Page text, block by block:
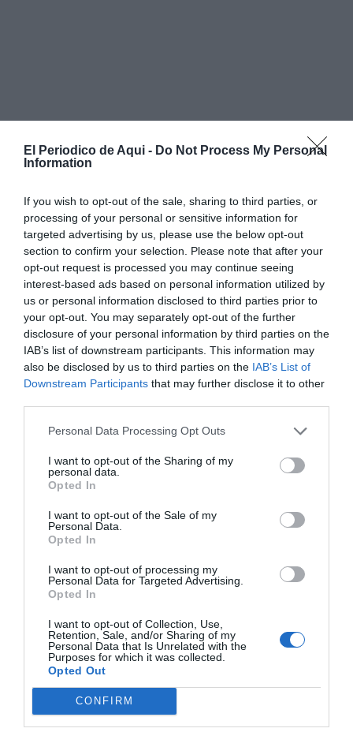
El Periodico de Aqui - Do Not Process My Personal
Information
If you wish to opt-out of the sale, sharing to third parties, or
processing of your personal or sensitive information for
targeted advertising by us, please use the below opt-out
section to confirm your selection. Please note that after your
opt-out request is processed you may continue seeing
interest-based ads based on personal information utilized by
us or personal information disclosed to third parties prior to
your opt-out. You may separately opt-out of the further
disclosure of your personal information by third parties on the
IAB’s list of downstream participants. This information may
also be disclosed by us to third parties on the IAB’s List of
Downstream Participants that may further disclose it to other
Personal Data Processing Opt Outs
I want to opt-out of the Sharing of my
personal data.
Opted In
I want to opt-out of the Sale of my
Personal Data.
Opted In
I want to opt-out of processing my
Personal Data for Targeted Advertising.
Opted In
I want to opt-out of Collection, Use,
Retention, Sale, and/or Sharing of my
Personal Data that Is Unrelated with the
Purposes for which it was collected.
Opted Out
CONFIRM
Según ha informado el Consorcio, el rescate, que ha
por tierra, accediendo los bomberos al lugar del
accidente mediante cordajes.
No obstante, posteriormente se ha evacuado al herido,
de nacionalidad inglesa, por mar en una lancha, y se
le ha trasladado al hospital de Villajoyosa.